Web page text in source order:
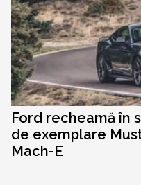
Ford recheamă în
de exemplare
Mach-E